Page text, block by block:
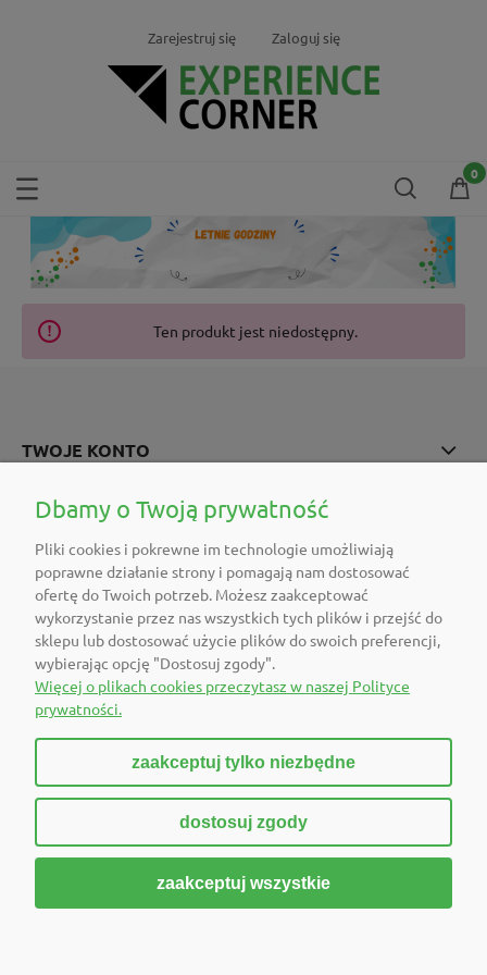
Zarejestruj się Zaloguj się
Ten produkt jest niedostępny.
TWOJE KONTO
POMOC
O FIRMIE
POLECAMY
DOŁĄCZ DO NAS
Sklep internetowy Shoper Premium
Dbamy o Twoją prywatność
Pliki cookies i pokrewne im technologie umożliwiają
poprawne działanie strony i pomagają nam dostosować
ofertę do Twoich potrzeb. Możesz zaakceptować
wykorzystanie przez nas wszystkich tych plików i przejść do
sklepu lub dostosować użycie plików do swoich preferencji,
wybierając opcję "Dostosuj zgody".
Więcej o plikach cookies przeczytasz w naszej Polityce
prywatności.
zaakceptuj tylko niezbędne
dostosuj zgody
zaakceptuj wszystkie